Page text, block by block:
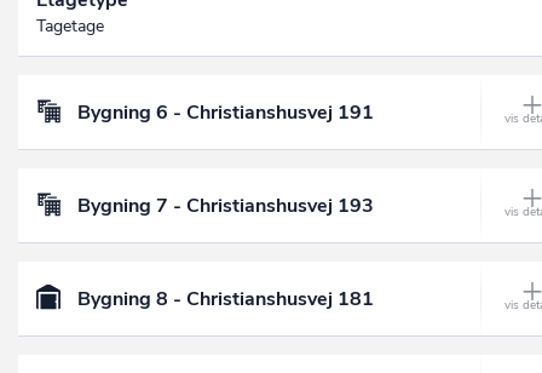
Tagetage
Bygning 6 - Christianshusvej 191
Bygning 7 - Christianshusvej 193
Bygning 8 - Christianshusvej 181